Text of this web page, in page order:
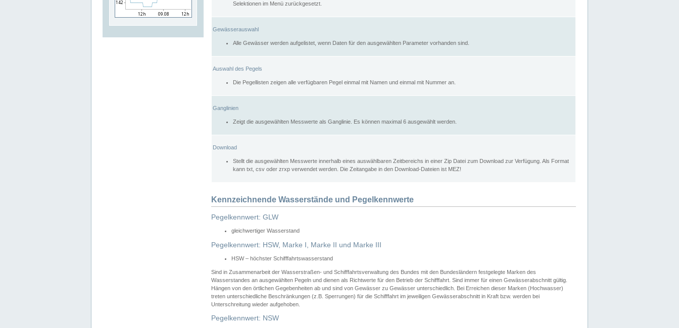
Selektionen im Menü zurückgesetzt.
Gewässerauswahl
Alle Gewässer werden aufgelistet, wenn Daten für den ausgewählten Parameter vorhanden sind.
Auswahl des Pegels
Die Pegellisten zeigen alle verfügbaren Pegel einmal mit Namen und einmal mit Nummer an.
Ganglinien
Zeigt die ausgewählten Messwerte als Ganglinie. Es können maximal 6 ausgewählt werden.
Download
Stellt die ausgewählten Messwerte innerhalb eines auswählbaren Zeitbereichs in einer Zip Datei zum Download zur Verfügung. Als Format
kann txt, csv oder zrxp verwendet werden. Die Zeitangabe in den Download-Dateien ist MEZ!
Kennzeichnende Wasserstände und Pegelkennwerte
Pegelkennwert: GLW
gleichwertiger Wasserstand
Pegelkennwert: HSW, Marke I, Marke II und Marke III
HSW – höchster Schifffahrtswasserstand
Sind in Zusammenarbeit der Wasserstraßen- und Schifffahrtsverwaltung des Bundes mit den Bundesländern festgelegte Marken des
Wasserstandes an ausgewählten Pegeln und dienen als Richtwerte für den Betrieb der Schifffahrt. Sind immer für einen Gewässerabschnitt gültig.
Hängen von den örtlichen Gegebenheiten ab und sind von Gewässer zu Gewässer unterschiedlich. Bei Erreichen dieser Marken (Hochwasser)
treten unterschiedliche Beschränkungen (z.B. Sperrungen) für die Schifffahrt im jeweiligen Gewässerabschnitt in Kraft bzw. werden bei
Unterschreitung wieder aufgehoben.
Pegelkennwert: NSW